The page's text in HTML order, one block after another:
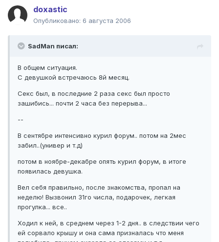
doxastic
Опубликовано: 6 августа 2006
SadMan писал:
В общем ситуация.
С девушкой встречаюсь 8й месяц.
Секс был, в последние 2 раза секс был просто
зашибись... почти 2 часа без перерыва...
--
В сентябре интенсивно курил форум.. потом на 2мес
забил..(универ и т.д)
потом в ноябре-декабре опять курил форум, в итоге
появилась девушка.
Вел себя правильно, после знакомства, пропал на
неделю! Вызвонил 31го числа, подарочек, легкая
прогулка... все..
Ходил к ней, в среднем через 1-2 дня.. в следствии чего
ей сорвало крышу и она сама призналась что меня